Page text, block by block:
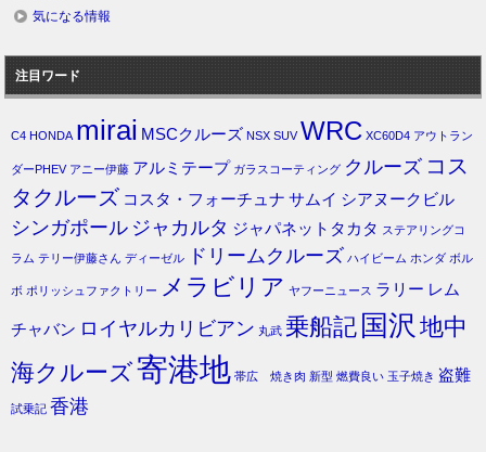
気になる情報
注目ワード
C4 HONDA mirai MSCクルーズ NSX SUV WRC XC60D4 アウトラン
ダーPHEV アニー伊藤 アルミテープ ガラスコーティング クルーズ コス
タクルーズ コスタ・フォーチュナ サムイ シアヌークビル
シンガポール ジャカルタ ジャパネットタカタ ステアリングコ
ラム テリー伊藤さん ディーゼル ドリームクルーズ ハイビーム ホンダ ボル
ボ ポリッシュファクトリー メラビリア ヤフーニュース ラリー レム
チャバン ロイヤルカリビアン 丸武 乗船記 国沢 地中
海クルーズ寄港地 帯広 焼き肉 新型 燃費良い 玉子焼き 盗難
試乗記 香港